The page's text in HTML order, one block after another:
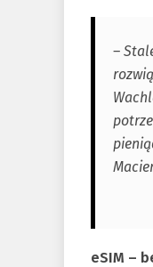
–
eSIM –